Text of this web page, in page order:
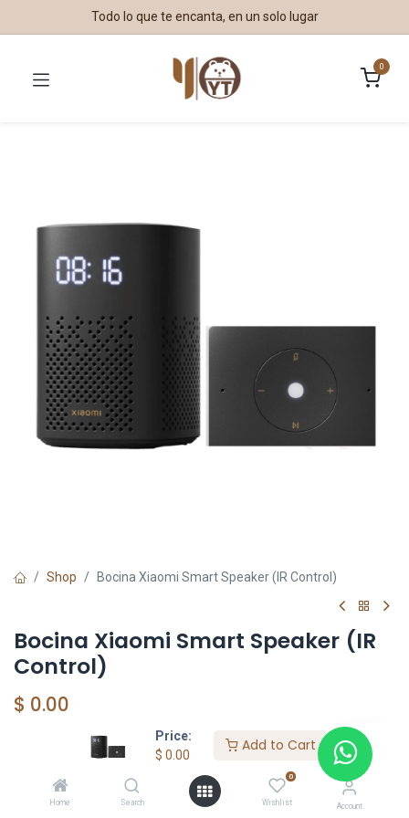
Price:
$ 0.00
Add to Cart
Home Search
0
Wishlist Account
Todo lo que te encanta, en un solo lugar
0
Shop Bocina Xiaomi Smart Speaker (IR Control)
Bocina Xiaomi Smart Speaker (IR
Control)
$ 0.00
Add to Cart
Agregar a la lista de deseos